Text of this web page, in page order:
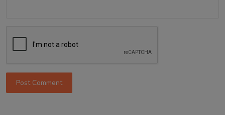
Post Comment